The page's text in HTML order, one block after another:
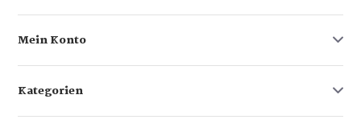
Mein Konto
Kategorien